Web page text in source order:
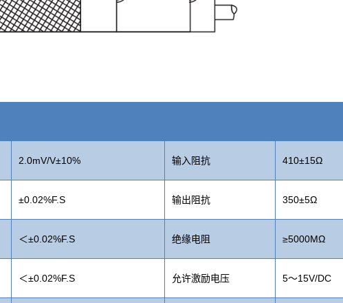
2.0mV/V±10% 输入阻抗 410±15Ω
±0.02%F.S 输出阻抗 350±5Ω
＜±0.02%F.S 绝缘电阻 ≥5000MΩ
＜±0.02%F.S 允许激励电压 5～15V/DC